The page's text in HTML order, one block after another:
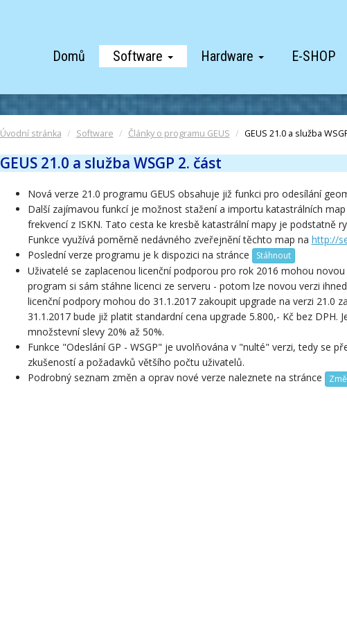
Domů Software Hardware E-SHOP
Úvodní stránka Software Články o programu GEUS GEUS 21.0 a služba
GEUS 21.0 a služba WSGP 2. část
Nová verze 21.0 programu GEUS obsahuje již funkci pro odesílání
Další zajímavou funkcí je možnost stažení a importu katastrálních
frekvencí z ISKN. Tato cesta ke kresbě katastrální mapy je podstatně
Funkce využívá poměrně nedávného zveřejnění těchto map na http://
Poslední verze programu je k dispozici na stránce
Stáhnout
Uživatelé se zaplacenou licenční podporou pro rok 2016 mohou
program si sám stáhne licenci ze serveru - potom lze novou verzi
licenční podpory mohou do 31.1.2017 zakoupit upgrade na verzi 21.0
31.1.2017 bude již platit standardní cena upgrade 5.800,- Kč bez DPH.
množstevní slevy 20% až 50%.
Funkce "Odeslání GP - WSGP" je uvolňována v "nulté" verzi, tedy se
zkušeností a požadavků většího počtu uživatelů.
Podrobný seznam změn a oprav nové verze naleznete na stránce